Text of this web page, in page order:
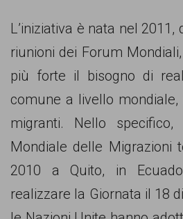
razzismo
curato
da
Lunaria
collaborazione
con
persone,
L’iniziativa è nata nel 2011,
riunioni dei Forum
più forte il bisogno di
comune a livello
migranti. Nello
Mondiale delle Migrazioni
2010 a Quito, in
realizzare la Giornata il 18